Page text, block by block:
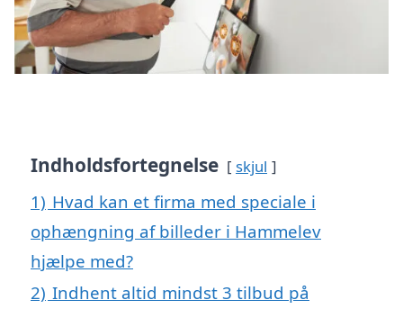
Indholdsfortegnelse skjul
1) Hvad kan et firma med speciale i
ophængning af billeder i Hammelev
hjælpe med?
2) Indhent altid mindst 3 tilbud på